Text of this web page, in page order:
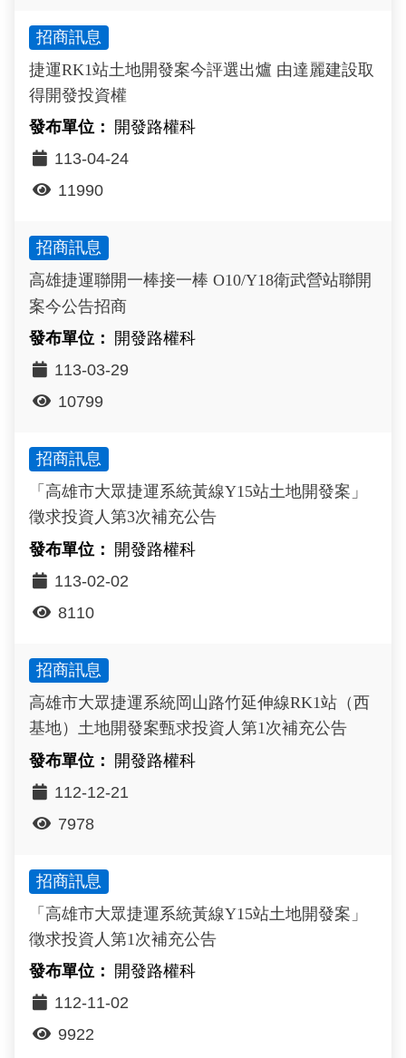
招商訊息
捷運RK1站土地開發案今評選出爐 由達麗建設取
得開發投資權
開發路權科
113-04-24
11990
招商訊息
高雄捷運聯開一棒接一棒 O10/Y18衛武營站聯開
案今公告招商
開發路權科
113-03-29
10799
招商訊息
「高雄市大眾捷運系統黃線Y15站土地開發案」
徵求投資人第3次補充公告
開發路權科
113-02-02
8110
招商訊息
高雄市大眾捷運系統岡山路竹延伸線RK1站（西
基地）土地開發案甄求投資人第1次補充公告
開發路權科
112-12-21
7978
招商訊息
「高雄市大眾捷運系統黃線Y15站土地開發案」
徵求投資人第1次補充公告
開發路權科
112-11-02
9922